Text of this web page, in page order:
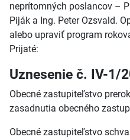
neprítomných poslancov –
Piják a Ing. Peter Ozsvald.
alebo upraviť program
Prijaté:
Uznesenie č. IV-1/
Obecné zastupiteľstvo
zasadnutia obecného
Obecné zastupiteľstvo